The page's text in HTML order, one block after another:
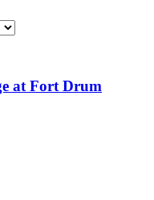
at Fort Drum